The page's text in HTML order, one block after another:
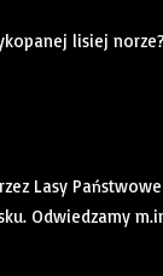
lisiej
Lasy
Odwiedzamy